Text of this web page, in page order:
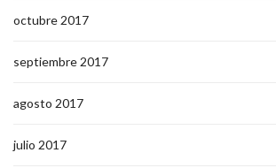
octubre 2017
septiembre 2017
agosto 2017
julio 2017